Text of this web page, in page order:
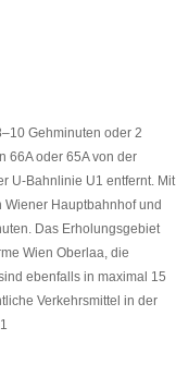
Gehminuten oder 2
66A oder 65A von der
U-Bahnlinie U1 entfernt. Mit
Hauptbahnhof und
Das Erholungsgebiet
Wien Oberlaa, die
ebenfalls in maximal 15
Verkehrsmittel in der